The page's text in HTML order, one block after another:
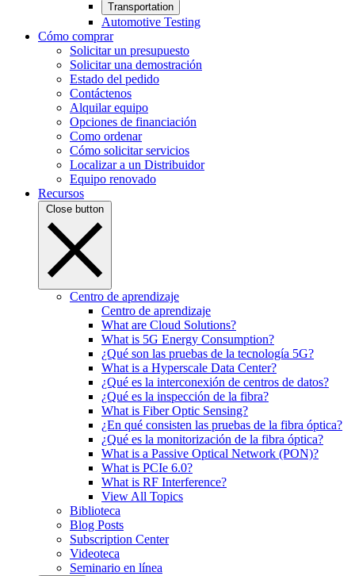
Transportation
Automotive Testing
Cómo comprar
Solicitar un presupuesto
Solicitar una demostración
Estado del pedido
Contáctenos
Alquilar equipo
Opciones de financiación
Como ordenar
Cómo solicitar servicios
Localizar a un Distribuidor
Equipo renovado
Recursos
Close button
Centro de aprendizaje
Centro de aprendizaje
What are Cloud Solutions?
What is 5G Energy Consumption?
¿Qué son las pruebas de la tecnología 5G?
What is a Hyperscale Data Center?
¿Qué es la interconexión de centros de datos?
¿Qué es la inspección de la fibra?
What is Fiber Optic Sensing?
¿En qué consisten las pruebas de la fibra óptica?
¿Qué es la monitorización de la fibra óptica?
What is a Passive Optical Network (PON)?
What is PCIe 6.0?
What is RF Interference?
View All Topics
Biblioteca
Blog Posts
Subscription Center
Videoteca
Seminario en línea